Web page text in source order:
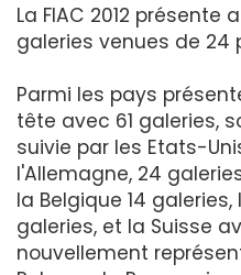
La FIAC 2012 présente
galeries venues de 24
Parmi les pays
tête avec 61 galeries,
suivie par les Etats-
l'Allemagne, 24
la Belgique 14
galeries, et la Suisse
nouvellement